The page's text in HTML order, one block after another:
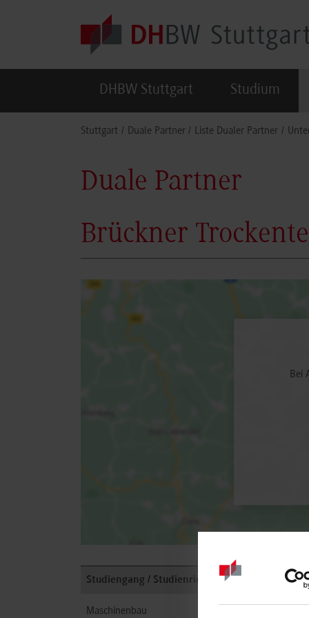
DHBW Stuttgart Studium
Stuttgart Duale Partner Liste Dualer Partner
Duale Partner
Brückner
Bei
Studiengang / Studienrichtung
Maschinenbau